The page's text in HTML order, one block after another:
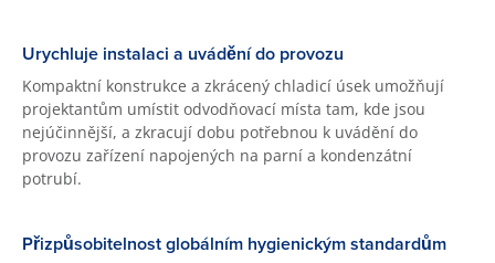
Urychluje instalaci a uvádění do provozu
Kompaktní konstrukce a zkrácený chladicí úsek umožňují
projektantům umístit odvodňovací místa tam, kde jsou
nejúčinnější, a zkracují dobu potřebnou k uvádění do
provozu zařízení napojených na parní a kondenzátní
potrubí.
Přizpůsobitelnost globálním hygienickým standardům